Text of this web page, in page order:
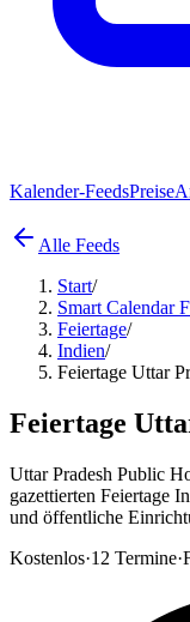
Kalender-FeedsPreise
Alle Feeds
Start/
Smart Calendar
Feiertage/
Indien/
Feiertage Uttar
Feiertage
Uttar Pradesh Public
gazettierten Feiertage
und öffentliche
Kostenlos·12 Termine·